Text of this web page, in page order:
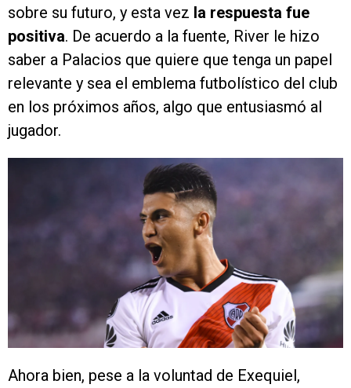
sobre su futuro, y esta vez la respuesta fue
positiva. De acuerdo a la fuente, River le hizo
saber a Palacios que quiere que tenga un papel
relevante y sea el emblema futbolístico del club
en los próximos años, algo que entusiasmó al
jugador.
Ahora bien, pese a la voluntad de Exequiel,